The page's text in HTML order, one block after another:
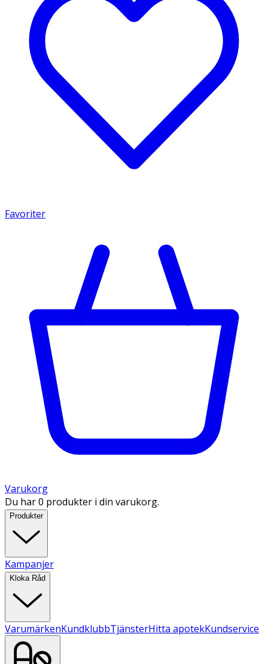
Favoriter
Varukorg
Du har 0 produkter i din varukorg.
Produkter
Kampanjer
Kloka Råd
VarumärkenKundklubbTjänsterHitta apotekKundservice